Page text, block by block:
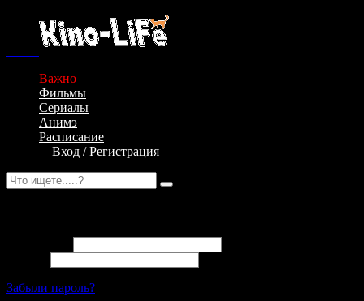
Важно
Фильмы
Сериалы
Анимэ
Расписание
Вход / Регистрация
Забыли пароль?